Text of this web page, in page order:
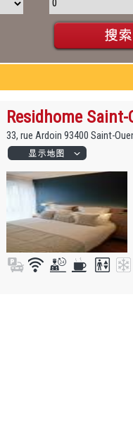
Residhome
33, rue Ardoin 93400 Saint-